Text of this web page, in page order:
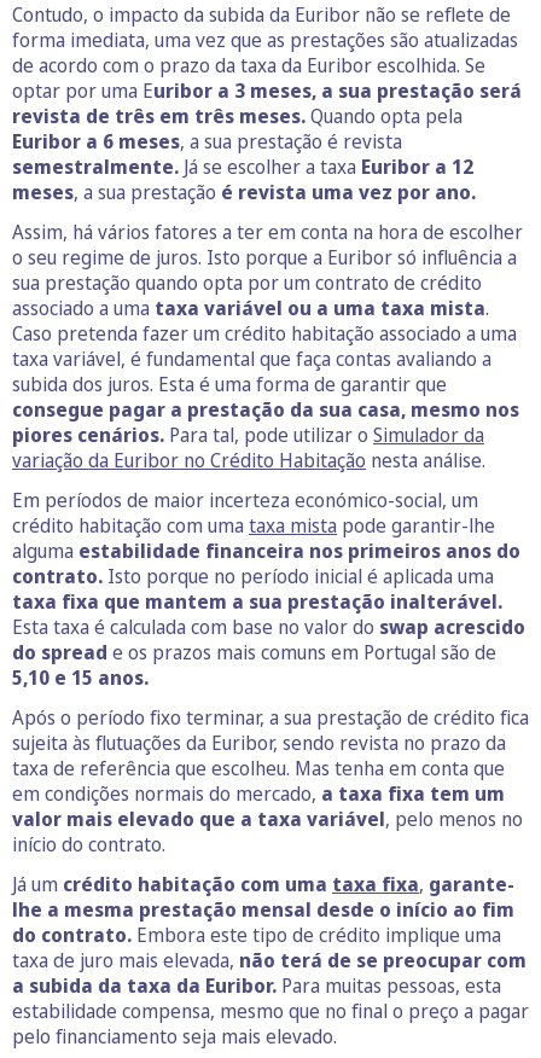
Contudo, o impacto da subida da Euribor não se reflete de
forma imediata, uma vez que as prestações são atualizadas
de acordo com o prazo da taxa da Euribor escolhida. Se
optar por uma Euribor a 3 meses, a sua prestação será
revista de três em três meses.Quando opta pela
Euribor a 6 meses, a sua prestação é revista
semestralmente. Já se escolher a taxa Euribor a 12
meses, a sua prestação é revista uma vez por ano.
Assim, há vários fatores a ter em conta na hora de escolher
o seu regime de juros. Isto porque a Euribor só influência a
sua prestação quando opta por um contrato de crédito
associado a uma taxa variável ou a uma taxa mista.
Caso pretenda fazer um crédito habitação associado a uma
taxa variável, é fundamental que faça contas avaliando a
subida dos juros. Esta é uma forma de garantir que
consegue pagar a prestação da sua casa, mesmo nos
piores cenários. Para tal, pode utilizar o Simulador da
variação da Euribor no Crédito Habitação nesta análise.
Em períodos de maior incerteza económico-social, um
crédito habitação com uma taxa mista pode garantir-lhe
alguma estabilidade financeira nos primeiros anos do
contrato. Isto porque no período inicial é aplicada uma
taxa fixa que mantem a sua prestação inalterável.
Esta taxa é calculada com base no valor do swap acrescido
do spread e os prazos mais comuns em Portugal são de
5,10 e 15 anos.
Após o período fixo terminar, a sua prestação de crédito fica
sujeita às flutuações da Euribor, sendo revista no prazo da
taxa de referência que escolheu. Mas tenha em conta que
em condições normais do mercado, a taxa fixa tem um
valor mais elevado que a taxa variável, pelo menos no
início do contrato.
Já um crédito habitação com uma taxa fixa, garante-
lhe a mesma prestação mensal desde o início ao fim
do contrato. Embora este tipo de crédito implique uma
taxa de juro mais elevada, não terá de se preocupar com
a subida da taxa da Euribor. Para muitas pessoas, esta
estabilidade compensa, mesmo que no final o preço a pagar
pelo financiamento seja mais elevado.